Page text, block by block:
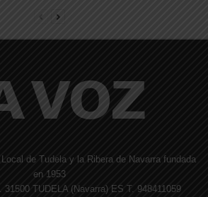
de Tudela y la Ribera de Navarra fundada
en 1953
TUDELA (Navarra) ES T. 948411059